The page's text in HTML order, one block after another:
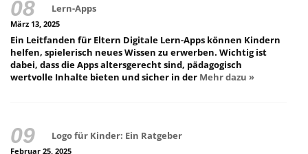
Lern-Apps
März 13, 2025
Ein Leitfanden für Eltern Digitale Lern-Apps können Kindern
helfen, spielerisch neues Wissen zu erwerben. Wichtig ist
dabei, dass die Apps altersgerecht sind, pädagogisch
wertvolle Inhalte bieten und sicher in der Mehr dazu »
Logo für Kinder: Ein Ratgeber
Februar 25, 2025